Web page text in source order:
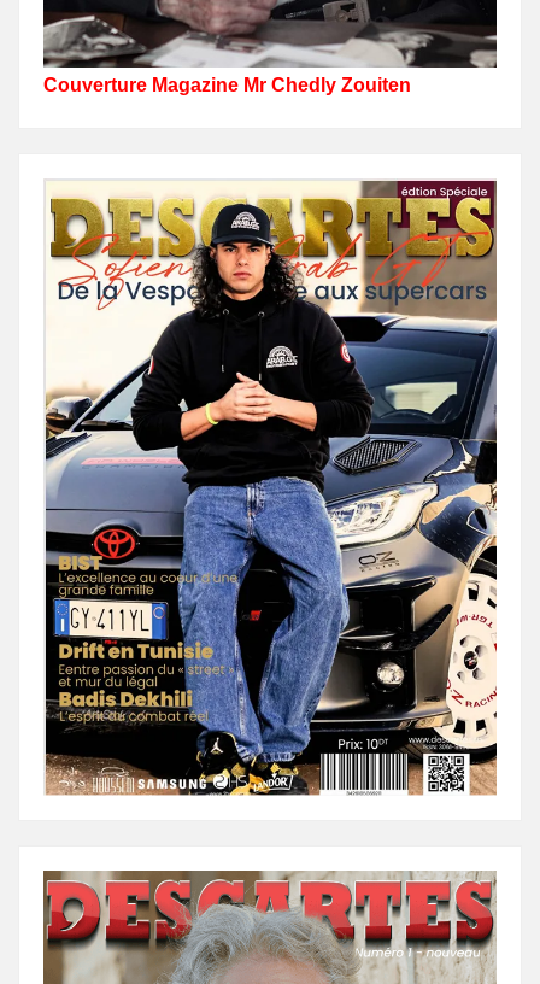
Couverture Magazine Mr Chedly Zouiten